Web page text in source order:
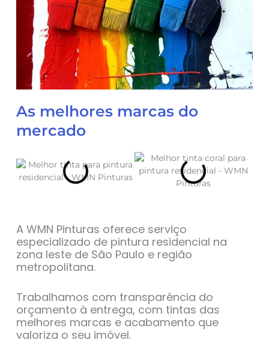
As melhores marcas do
mercado
A WMN Pinturas oferece serviço
especializado de pintura residencial na
zona leste de São Paulo e região
metropolitana.
Trabalhamos com transparência do
orçamento à entrega, com tintas das
melhores marcas e acabamento que
valoriza o seu imóvel.